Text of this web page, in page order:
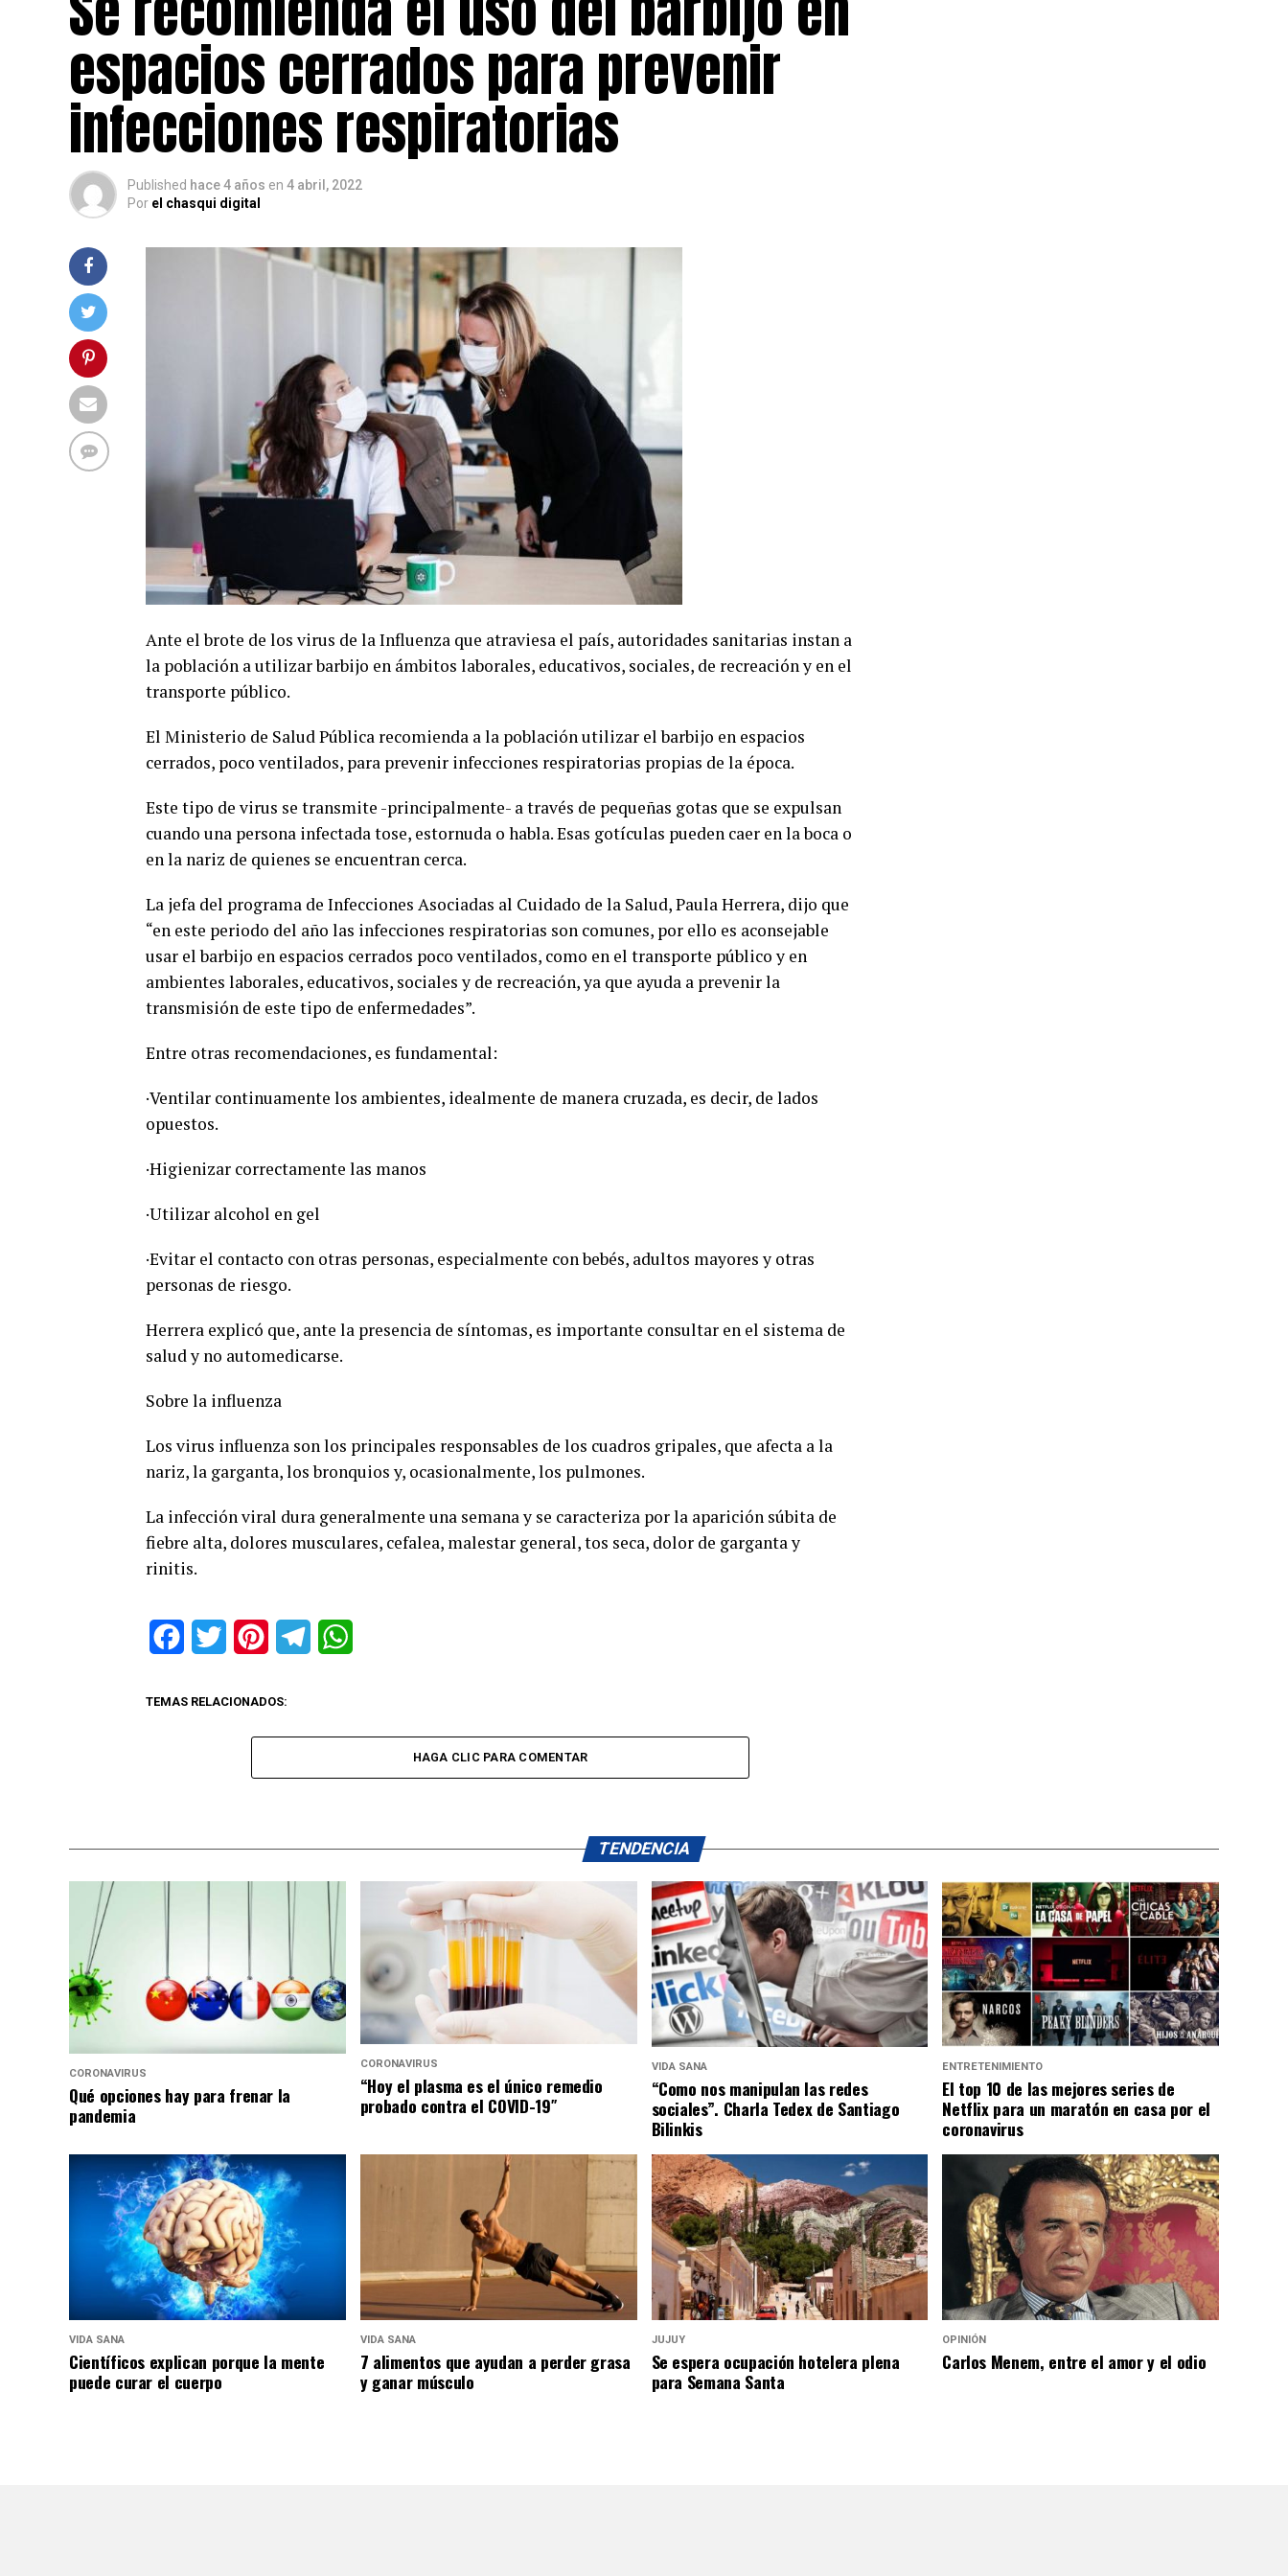
espacios cerrados para prevenir
infecciones respiratorias
Published hace 4 años en 4 abril, 2022
Por el chasqui digital
Ante el brote de los virus de la Influenza que atraviesa el país, autoridades sanitarias instan a
la población a utilizar barbijo en ámbitos laborales, educativos, sociales, de recreación y en el
transporte público.
El Ministerio de Salud Pública recomienda a la población utilizar el barbijo en espacios
cerrados, poco ventilados, para prevenir infecciones respiratorias propias de la época.
Este tipo de virus se transmite -principalmente- a través de pequeñas gotas que se expulsan
cuando una persona infectada tose, estornuda o habla. Esas gotículas pueden caer en la boca o
en la nariz de quienes se encuentran cerca.
La jefa del programa de Infecciones Asociadas al Cuidado de la Salud, Paula Herrera, dijo que
“en este periodo del año las infecciones respiratorias son comunes, por ello es aconsejable
usar el barbijo en espacios cerrados poco ventilados, como en el transporte público y en
ambientes laborales, educativos, sociales y de recreación, ya que ayuda a prevenir la
transmisión de este tipo de enfermedades”.
Entre otras recomendaciones, es fundamental:
·Ventilar continuamente los ambientes, idealmente de manera cruzada, es decir, de lados
opuestos.
·Higienizar correctamente las manos
·Utilizar alcohol en gel
·Evitar el contacto con otras personas, especialmente con bebés, adultos mayores y otras
personas de riesgo.
Herrera explicó que, ante la presencia de síntomas, es importante consultar en el sistema de
salud y no automedicarse.
Sobre la influenza
Los virus influenza son los principales responsables de los cuadros gripales, que afecta a la
nariz, la garganta, los bronquios y, ocasionalmente, los pulmones.
La infección viral dura generalmente una semana y se caracteriza por la aparición súbita de
fiebre alta, dolores musculares, cefalea, malestar general, tos seca, dolor de garganta y
rinitis.
FacebookTwitter PinterestTelegram
TEMAS RELACIONADOS:
HAGA CLIC PARA COMENTAR
TENDENCIA
CORONAVIRUS
Qué opciones hay para frenar la
pandemia
CORONAVIRUS
“Hoy el plasma es el único remedio
probado contra el COVID-19″
VIDA SANA
“Como nos manipulan las redes
sociales”. Charla Tedex de Santiago
Bilinkis
ENTRETENIMIENTO
El top 10 de las mejores series de
Netflix para un maratón en casa por el
coronavirus
VIDA SANA
Científicos explican porque la mente
puede curar el cuerpo
VIDA SANA
7 alimentos que ayudan a perder grasa
y ganar músculo
JUJUY
Se espera ocupación hotelera plena
para Semana Santa
OPINIÓN
Carlos Menem, entre el amor y el odio